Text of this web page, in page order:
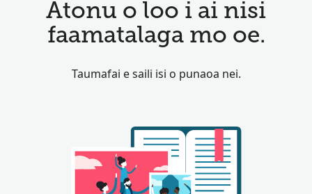
Atonu o loo i ai nisi
faamatalaga mo oe.
Taumafai e saili isi o punaoa nei.